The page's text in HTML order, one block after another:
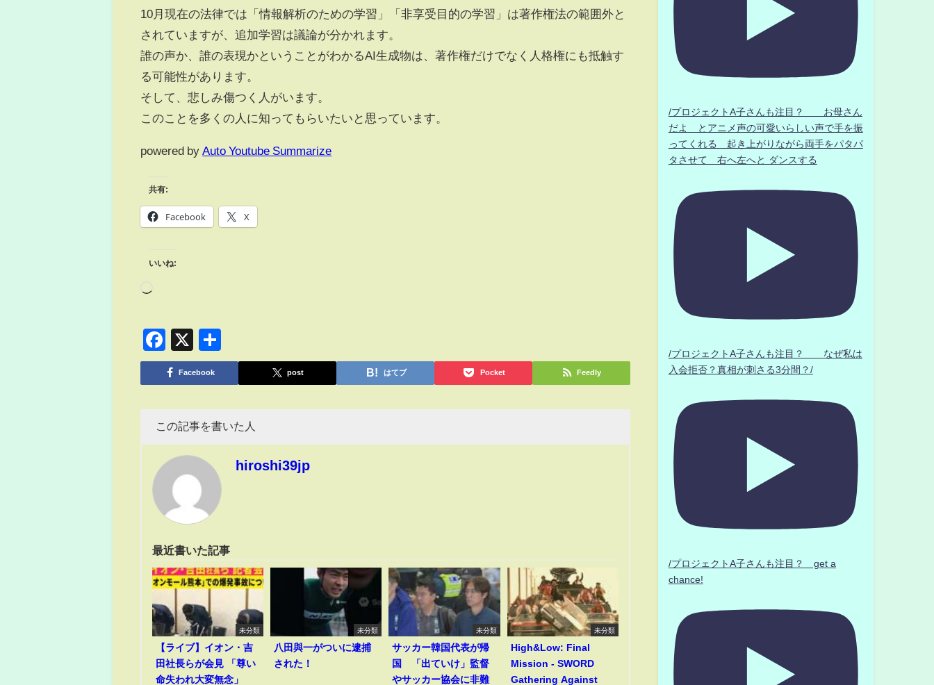
10月現在の法律では「情報解析のための学習」「非享受目的の学習」は著作権法の範囲外と
されていますが、追加学習は議論が分かれます。
誰の声か、誰の表現かということがわかるAI生成物は、著作権だけでなく人格権にも抵触す
る可能性があります。
そして、悲しみ傷つく人がいます。
このことを多くの人に知ってもらいたいと思っています。
powered by Auto Youtube Summarize
共有:
Facebook X
いいね:
Facebook
X
有
Facebook post はてブ Pocket Feedly
この記事を書いた人
hiroshi39jp
最近書いた記事
未分類
【ライブ】イオン・吉
田社長らが会見 「尊い
命失われ大変無念」
未分類
八田與一がついに逮捕
された！
未分類
サッカー韓国代表が帰
国 「出ていけ」監督
やサッカー協会に非難
未分類
High&Low: Final
Mission - SWORD
Gathering Against
/プロジェクトA子さんも注目？ お母さん
だよ とアニメ声の可愛いらしい声で手を振
ってくれる 起き上がりながら両手をパタパ
タさせて 右へ左へと ダンスする
/プロジェクトA子さんも注目？ なぜ私は
入会拒否？真相が刺さる3分間？/
/プロジェクトA子さんも注目？ get a
chance!